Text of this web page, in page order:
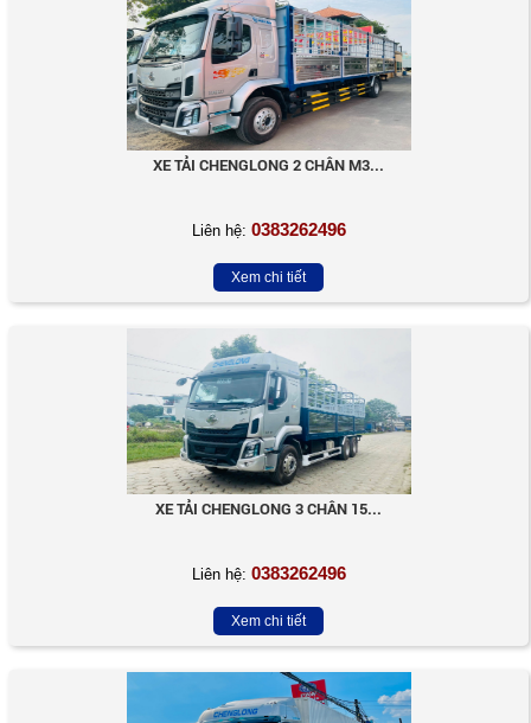
XE TẢI CHENGLONG 2 CHÂN M3...
Liên hệ: 0383262496
Xem chi tiết
XE TẢI CHENGLONG 3 CHÂN 15...
Liên hệ: 0383262496
Xem chi tiết